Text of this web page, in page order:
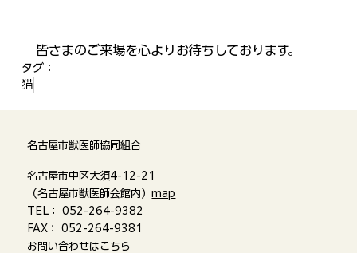
皆さまのご来場を心よりお待ちしております。
タグ：
猫
名古屋市獣医師協同組合
名古屋市中区大須4-12-21
（名古屋市獣医師会館内）map
TEL： 052-264-9382
FAX： 052-264-9381
お問い合わせはこちら